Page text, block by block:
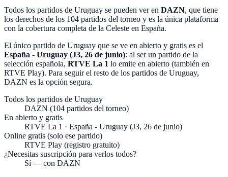
Todos los partidos de Uruguay se pueden ver en DAZN, que tiene
los derechos de los 104 partidos del torneo y es la única plataforma
con la cobertura completa de la Celeste en España.
El único partido de Uruguay que se ve en abierto y gratis es el
España - Uruguay (J3, 26 de junio): al ser un partido de la
selección española, RTVE La 1 lo emite en abierto (también en
RTVE Play). Para seguir el resto de los partidos de Uruguay,
DAZN es la opción segura.
Todos los partidos de Uruguay
DAZN (104 partidos del torneo)
En abierto y gratis
RTVE La 1 · España - Uruguay (J3, 26 de junio)
Online gratis (solo ese partido)
RTVE Play (registro gratuito)
¿Necesitas suscripción para verlos todos?
Sí — con DAZN